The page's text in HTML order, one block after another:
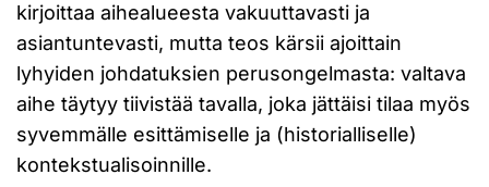
kirjoittaa aihealueesta vakuuttavasti ja
asiantuntevasti, mutta teos kärsii ajoittain
lyhyiden johdatuksien perusongelmasta: valtava
aihe täytyy tiivistää tavalla, joka jättäisi tilaa myös
syvemmälle esittämiselle ja (historialliselle)
kontekstualisoinnille.